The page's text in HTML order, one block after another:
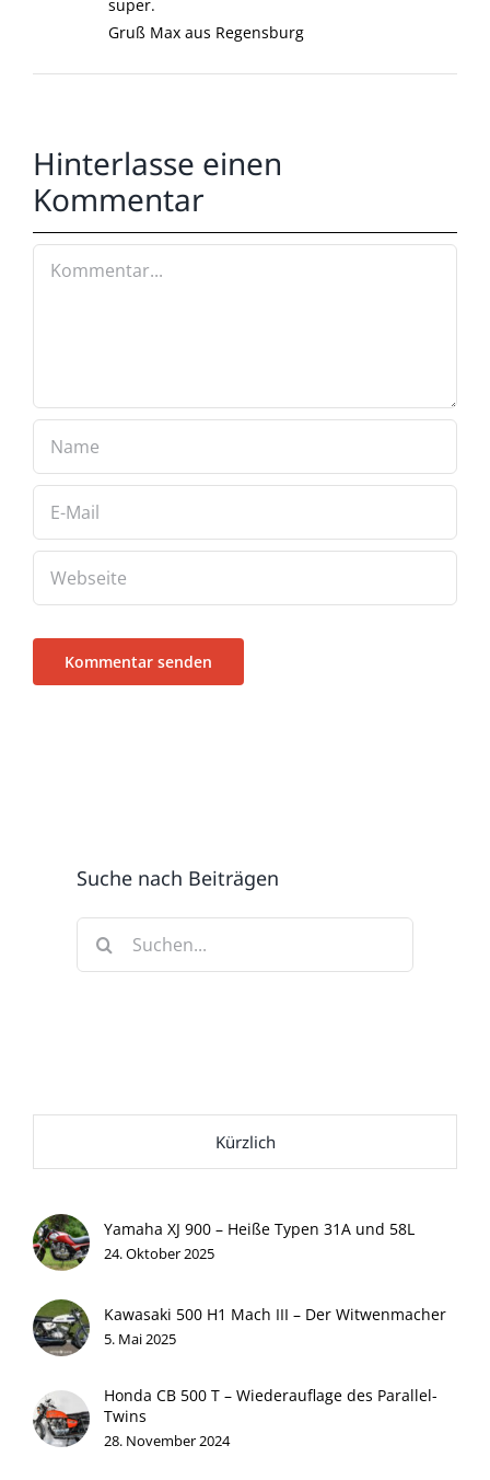
super.
Gruß Max aus Regensburg
Hinterlasse einen
Kommentar
Suche nach Beiträgen
nach:
Kürzlich
Yamaha XJ 900 – Heiße Typen 31A und 58L
24. Oktober 2025
Kawasaki 500 H1 Mach III – Der Witwenmacher
5. Mai 2025
Honda CB 500 T – Wiederauflage des Parallel-
Twins
28. November 2024